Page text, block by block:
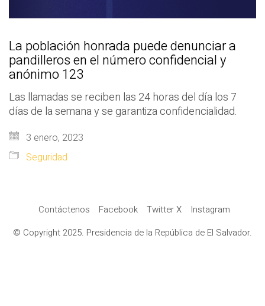
La población honrada puede denunciar a
pandilleros en el número confidencial y
anónimo 123
Las llamadas se reciben las 24 horas del día los 7
días de la semana y se garantiza confidencialidad.
3 enero, 2023
Seguridad
Contáctenos Facebook Twitter X
Instagram
© Copyright 2025. Presidencia de la República de El Salvador.